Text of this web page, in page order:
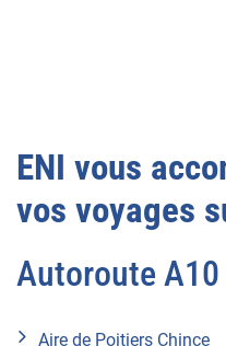
ENI vous
vos voyages
Autoroute A10
Aire de Poitiers Chince